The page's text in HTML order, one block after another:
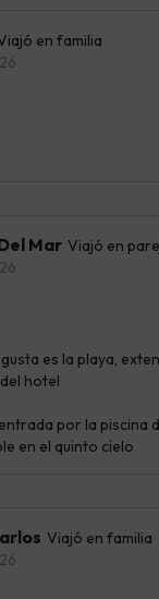
en familia
Mar Viajó en
gusta es la playa,
hotel
por la piscina
en el quinto cielo
Viajó en familia